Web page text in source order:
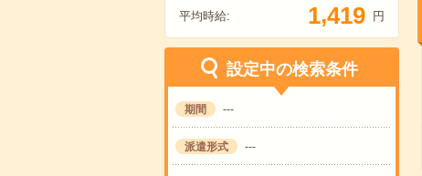
平均時給: 1,419 円
設定中の検索条件
期間 ---
派遣形式 ---